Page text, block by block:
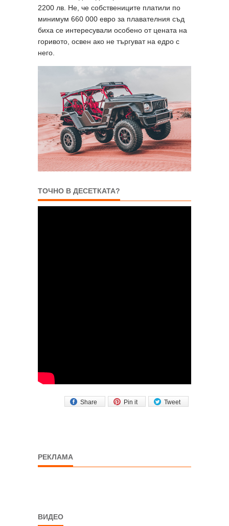
2200 лв. Не, че собствениците платили по
минимум 660 000 евро за плавателния съд
биха се интересували особено от цената на
горивото, освен ако не търгуват на едро с
него.
ТОЧНО В ДЕСЕТКАТА?
Tweet
Pin it
Share
РЕКЛАМА
ВИДЕО